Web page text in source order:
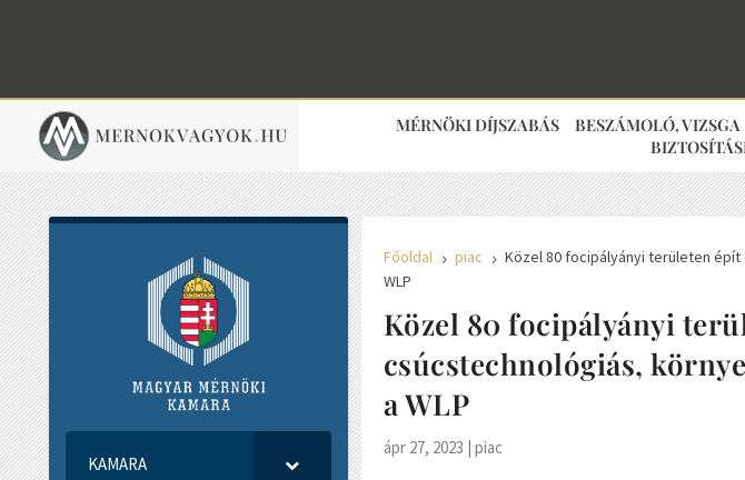
MÉRNÖKI DÍJSZABÁS BESZÁMOLÓ, VIZSGA
KAMARA
Főoldal 5 piac 5 Közel 80 focipályányi területen
WLP
Közel 80 focipályányi
csúcstechnológiás,
a WLP
ápr 27, 2023 | piac